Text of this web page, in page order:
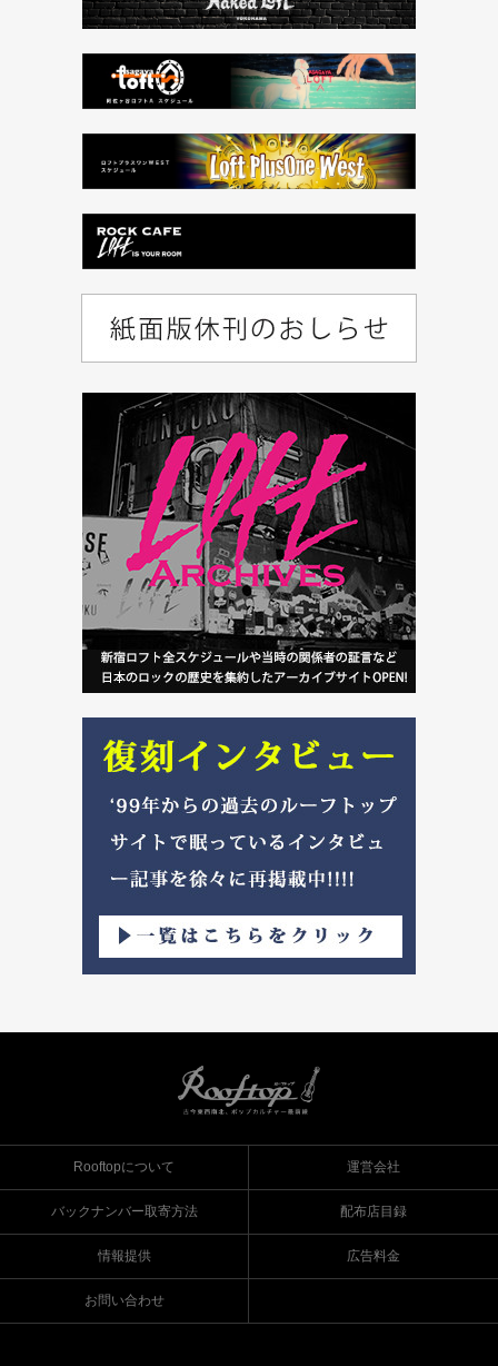
Rooftopについて 運営会社
バックナンバー取寄方法 配布店目録
情報提供 広告料金
お問い合わせ